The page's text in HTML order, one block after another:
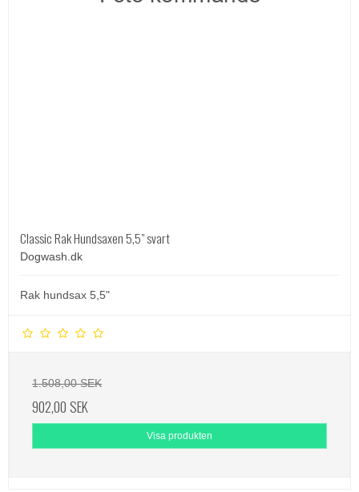
Classic Rak Hundsaxen 5,5" svart
Dogwash.dk
Rak hundsax 5,5"
1.508,00 SEK
902,00 SEK
Visa produkten